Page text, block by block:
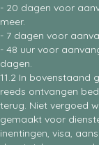
- 20 dagen voor
meer.
- 7 dagen voor
- 48 uur voor
dagen.
11.2 In bovenstaand
reeds ontvangen
terug. Niet vergoed
gemaakt voor
inentingen, visa,